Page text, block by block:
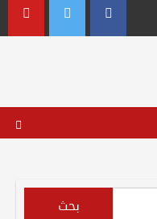
Facebook
Twitter